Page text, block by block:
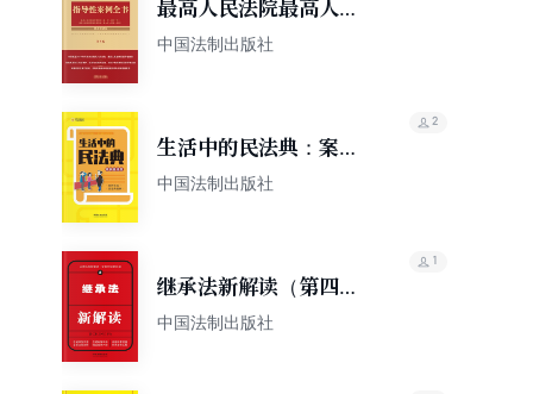
最高人民法院最高人民
检察院指导性案例全书
中国法制出版社
生活中的民法典：案例
普法版
中国法制出版社
2
继承法新解读（第四
版）
中国法制出版社
1